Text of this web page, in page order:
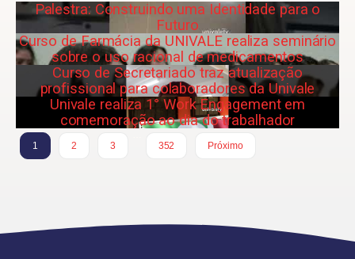
Palestra: Construindo uma Identidade para o
Futuro
Curso de Farmácia da UNIVALE realiza seminário
sobre o uso racional de medicamentos
Curso de Secretariado traz atualização
profissional para colaboradores da Univale
Univale realiza 1° Work Engagement em
comemoração ao dia do trabalhador
1 2 3
352
Próximo